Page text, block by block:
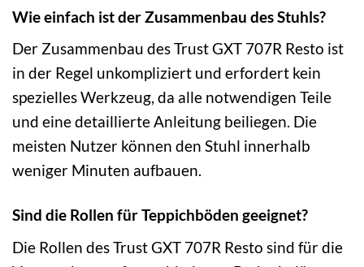
Wie einfach ist der Zusammenbau des Stuhls?
Der Zusammenbau des Trust GXT 707R Resto ist
in der Regel unkompliziert und erfordert kein
spezielles Werkzeug, da alle notwendigen Teile
und eine detaillierte Anleitung beiliegen. Die
meisten Nutzer können den Stuhl innerhalb
weniger Minuten aufbauen.
Sind die Rollen für Teppichböden geeignet?
Die Rollen des Trust GXT 707R Resto sind für die